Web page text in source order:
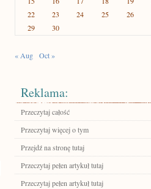
22
23 24 25 26
29
30
« Aug Oct »
Reklama:
Przeczytaj całość
Przeczytaj więcej o tym
Przejdź na stronę tutaj
Przeczytaj pełen artykuł tutaj
Przeczytaj pełen artykuł tutaj